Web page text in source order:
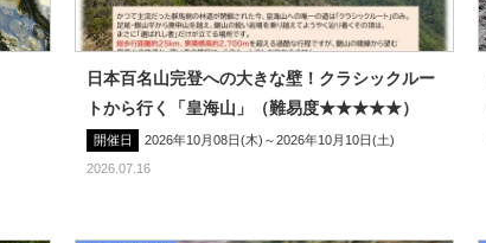
日本百名山完登への大きな壁！クラシックルー
トから行く「皇海山」（難易度★★★★★）
開催日
2026年10月08日(木)～2026年10月10日(土)
2026.07.16